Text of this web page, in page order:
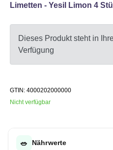
Limetten - Yesil Limon 4
Dieses Produkt steht in
Verfügung
GTIN: 4000202000000
Nicht verfügbar
🥗 Nährwerte